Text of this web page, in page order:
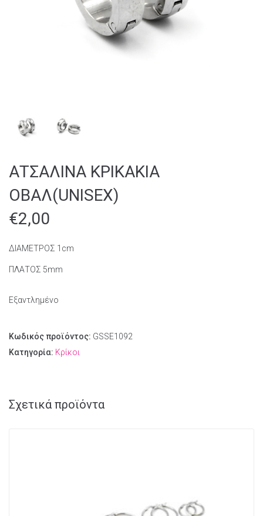
ΑΤΣΑΛΙΝΑ ΚΡΙΚAKΙΑ
ΟΒΑΛ(UNISEX)
€2,00
ΔΙΑΜΕΤΡΟΣ 1cm
ΠΛΑΤΟΣ 5mm
Εξαντλημένο
Κωδικός προϊόντος: GSSE1092
Κατηγορία: Κρίκοι
Σχετικά προϊόντα